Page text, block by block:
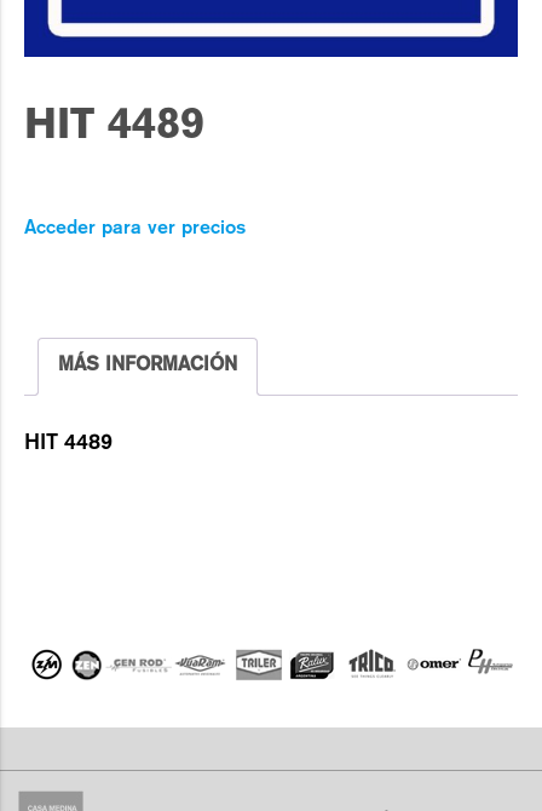
HIT 4489
Acceder para ver precios
MÁS INFORMACIÓN
HIT 4489